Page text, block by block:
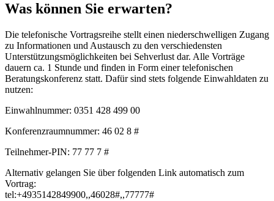
Was können Sie erwarten?
Die telefonische Vortragsreihe stellt einen niederschwelligen Zugang
zu Informationen und Austausch zu den verschiedensten
Unterstützungsmöglichkeiten bei Sehverlust dar. Alle Vorträge
dauern ca. 1 Stunde und finden in Form einer telefonischen
Beratungskonferenz statt. Dafür sind stets folgende Einwahldaten zu
nutzen:
Einwahlnummer: 0351 428 499 00
Konferenzraumnummer: 46 02 8 #
Teilnehmer-PIN: 77 77 7 #
Alternativ gelangen Sie über folgenden Link automatisch zum
Vortrag:
tel:+4935142849900,,46028#,,77777#